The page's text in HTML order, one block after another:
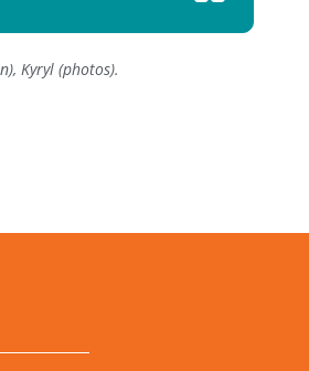
Kyryl (photos).